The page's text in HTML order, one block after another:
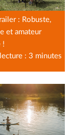
: Robuste,
et amateur
!
: 3 minutes